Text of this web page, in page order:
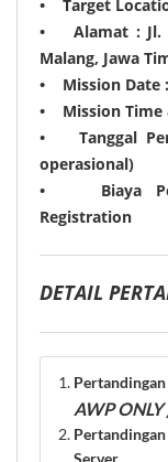
• Target
•
Alamat :
Malang, Jawa
• Mission Date :
• Mission Time
• Tanggal
operasional)
•
Biaya
Registration
DETAIL
AWP ONLY